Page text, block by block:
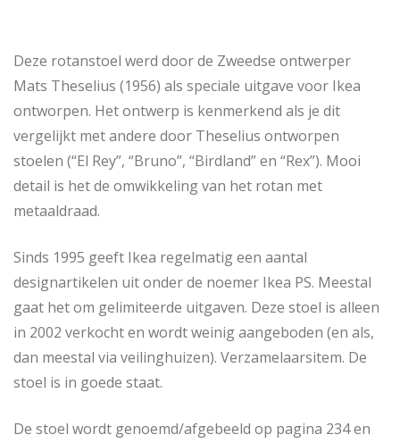
Deze rotanstoel werd door de Zweedse ontwerper
Mats Theselius (1956) als speciale uitgave voor Ikea
ontworpen. Het ontwerp is kenmerkend als je dit
vergelijkt met andere door Theselius ontworpen
stoelen (“El Rey”, “Bruno”, “Birdland” en “Rex”). Mooi
detail is het de omwikkeling van het rotan met
metaaldraad.
Sinds 1995 geeft Ikea regelmatig een aantal
designartikelen uit onder de noemer Ikea PS. Meestal
gaat het om gelimiteerde uitgaven. Deze stoel is alleen
in 2002 verkocht en wordt weinig aangeboden (en als,
dan meestal via veilinghuizen). Verzamelaarsitem. De
stoel is in goede staat.
De stoel wordt genoemd/afgebeeld op pagina 234 en